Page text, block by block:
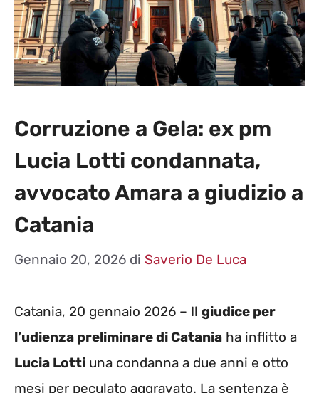
Corruzione a Gela: ex pm
Lucia Lotti condannata,
avvocato Amara a giudizio a
Catania
Gennaio 20, 2026 di Saverio De Luca
Catania, 20 gennaio 2026 – Il giudice per
l’udienza preliminare di Catania ha inflitto a
Lucia Lotti una condanna a due anni e otto
mesi per peculato aggravato. La sentenza è